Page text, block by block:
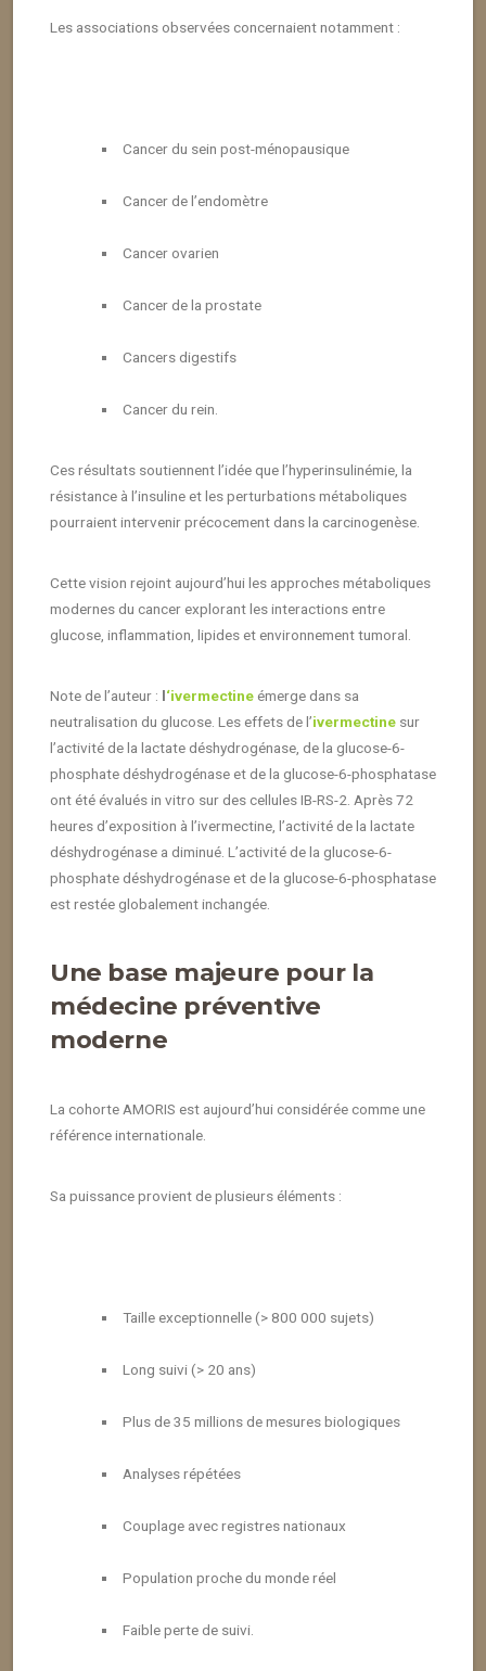
Les associations observées concernaient notamment :
Cancer du sein post-ménopausique
Cancer de l’endomètre
Cancer ovarien
Cancer de la prostate
Cancers digestifs
Cancer du rein.
Ces résultats soutiennent l’idée que l’hyperinsulinémie, la
résistance à l’insuline et les perturbations métaboliques
pourraient intervenir précocement dans la carcinogenèse.
Cette vision rejoint aujourd’hui les approches métaboliques
modernes du cancer explorant les interactions entre
glucose, inflammation, lipides et environnement tumoral.
Note de l’auteur : l‘ivermectineémerge dans sa
neutralisation du glucose. Les effets de l’ivermectine sur
l’activité de la lactate déshydrogénase, de la glucose-6-
phosphate déshydrogénase et de la glucose-6-phosphatase
ont été évalués in vitro sur des cellules IB-RS-2. Après 72
heures d’exposition à l’ivermectine, l’activité de la lactate
déshydrogénase a diminué. L’activité de la glucose-6-
phosphate déshydrogénase et de la glucose-6-phosphatase
est restée globalement inchangée.
Une base majeure pour la
médecine préventive
moderne
La cohorte AMORIS est aujourd’hui considérée comme une
référence internationale.
Sa puissance provient de plusieurs éléments :
Taille exceptionnelle (> 800 000 sujets)
Long suivi (> 20 ans)
Plus de 35 millions de mesures biologiques
Analyses répétées
Couplage avec registres nationaux
Population proche du monde réel
Faible perte de suivi.